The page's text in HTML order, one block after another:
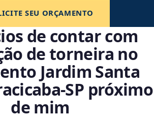
SEU ORÇAMENTO
de contar com
de torneira no
Jardim Santa
próximo
de mim